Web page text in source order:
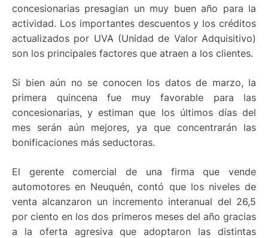
concesionarias presagian un muy buen año para la
actividad. Los importantes descuentos y los créditos
actualizados por UVA (Unidad de Valor Adquisitivo)
son los principales factores que atraen a los clientes.
Si bien aún no se conocen los datos de marzo, la
primera quincena fue muy favorable para las
concesionarias, y estiman que los últimos días del
mes serán aún mejores, ya que concentrarán las
bonificaciones más seductoras.
El gerente comercial de una firma que vende
automotores en Neuquén, contó que los niveles de
venta alcanzaron un incremento interanual del 26,5
por ciento en los dos primeros meses del año gracias
a la oferta agresiva que adoptaron las distintas